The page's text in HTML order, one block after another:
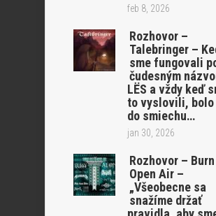
feb 8, 2026
Rozhovor –
Talebringer –
sme fungovali
čudesným
LËS a vždy keď
to vyslovili, bolo
do smiechu…
jan 30, 2026
Rozhovor –
Open Air –
„Všeobecne sa
snažíme držať